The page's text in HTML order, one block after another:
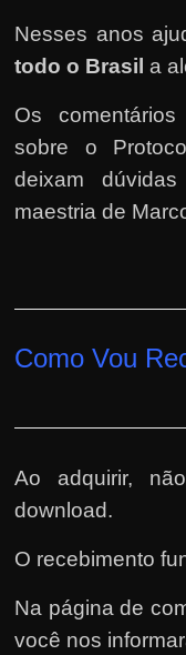
Nesses anos
todo o Brasil a
Os
sobre o
deixam
maestria de
Como Vou
Ao adquirir,
download.
O recebimento
Na página de
você nos